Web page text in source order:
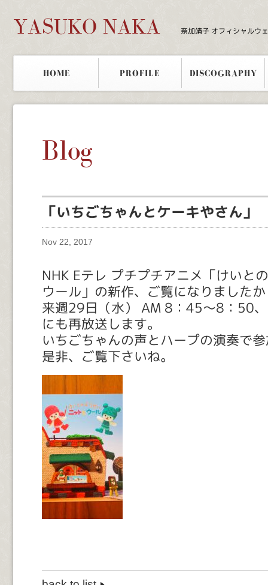
YASUKO NAKA 奈加靖子 オフィシャルウ
HOME PROFILE DISCOGRAPHY
Blog
「いちごちゃんとケーキやさん」
Nov 22, 2017
NHK Eテレ プチプチアニメ「けいと
ウール」の新作、ご覧になりました
来週29日（水） AM 8：45～8：50
にも再放送します。
いちごちゃんの声とハープの演奏で
是非、ご覧下さいね。